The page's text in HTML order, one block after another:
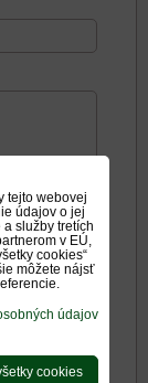
tejto webovej
údajov o jej
služby tretích
v EÚ,
cookies“
môžete nájsť
údajov
cookies